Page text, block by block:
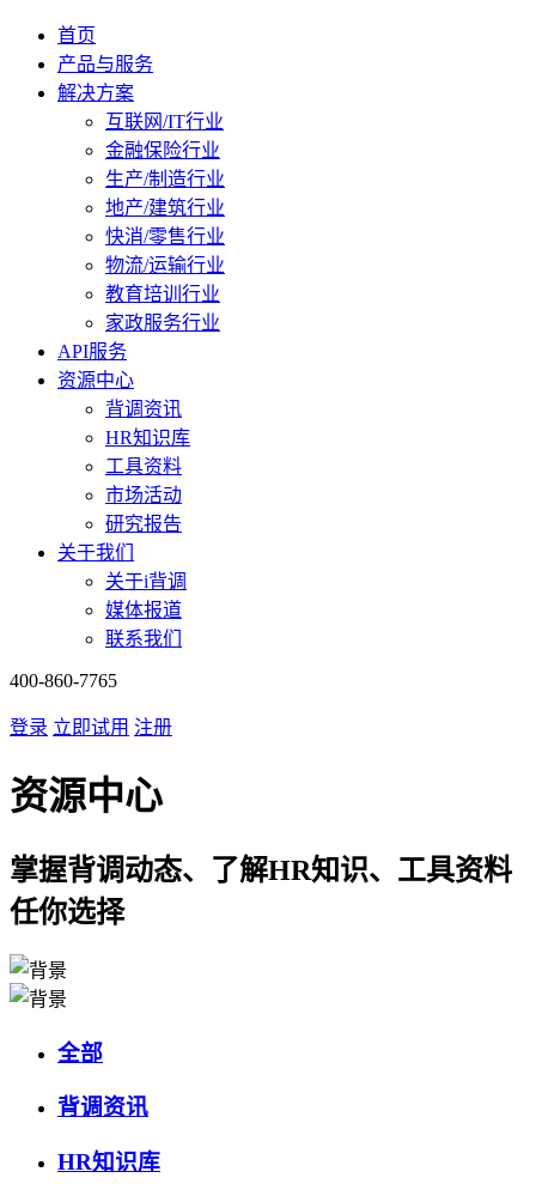
首页
产品与服务
解决方案
互联网/IT行业
金融保险行业
生产/制造行业
地产/建筑行业
快消/零售行业
物流/运输行业
教育培训行业
家政服务行业
API服务
资源中心
背调资讯
HR知识库
工具资料
市场活动
研究报告
关于我们
关于i背调
媒体报道
联系我们
400-860-7765
登录 立即试用 注册
资源中心
掌握背调动态、了解HR知识、工具资料
任你选择
全部
背调资讯
HR知识库